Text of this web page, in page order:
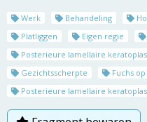
Werk Behandeling
Platliggen
Eigen regie
Posterieure lamellaire
Gezichtsscherpte
Fuchs
Posterieure lamellaire